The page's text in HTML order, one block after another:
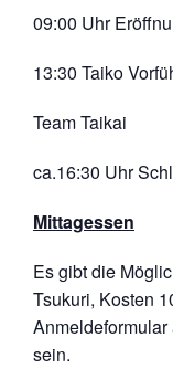
09:00 Uhr
13:30 Taiko
Team Taikai
ca.16:30 Uhr
Mittagessen
Es gibt die
Tsukuri, Kosten
sein.